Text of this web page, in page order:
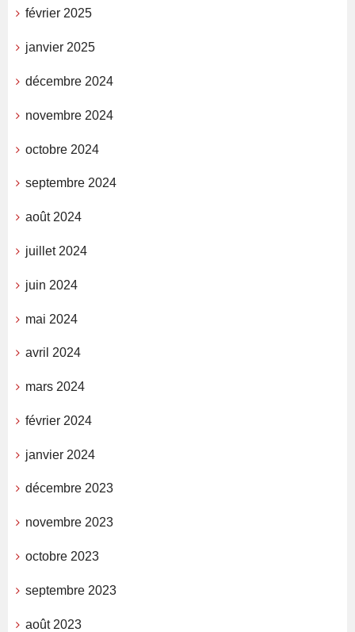
février 2025
janvier 2025
décembre 2024
novembre 2024
octobre 2024
septembre 2024
août 2024
juillet 2024
juin 2024
mai 2024
avril 2024
mars 2024
février 2024
janvier 2024
décembre 2023
novembre 2023
octobre 2023
septembre 2023
août 2023